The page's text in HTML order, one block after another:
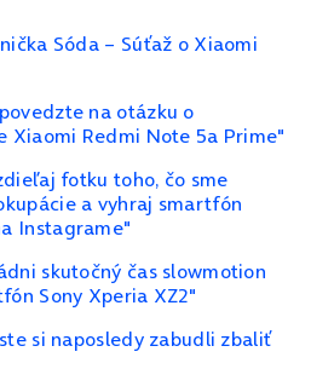
Sóda – Súťaž o Xiaomi
na otázku o
Redmi Note 5a Prime"
fotku toho, čo sme
a vyhraj smartfón
Instagrame"
skutočný čas slowmotion
Sony Xperia XZ2"
si naposledy zabudli zbaliť